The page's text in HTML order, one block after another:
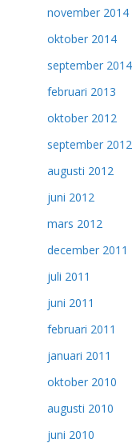
november 2014
oktober 2014
september 2014
februari 2013
oktober 2012
september 2012
augusti 2012
juni 2012
mars 2012
december 2011
juli 2011
juni 2011
februari 2011
januari 2011
oktober 2010
augusti 2010
juni 2010